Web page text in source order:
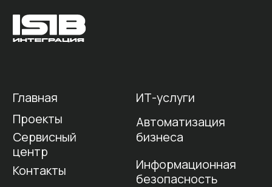
© ООО "ИСИБ" ИНН 3808097535
© ООО "ИСИБИ" ИНН 3812995323
г. Иркутск, ул. 5 Армии, стр. 2/1, офис 602